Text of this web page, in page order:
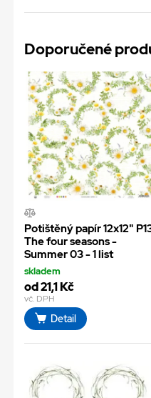
Doporučené
Potištěný papír 12x12"
The four seasons -
Summer 03 - 1 list
skladem
od 21,1 Kč
vč. DPH
Detail